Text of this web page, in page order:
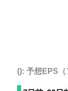
(): 予想EPS（